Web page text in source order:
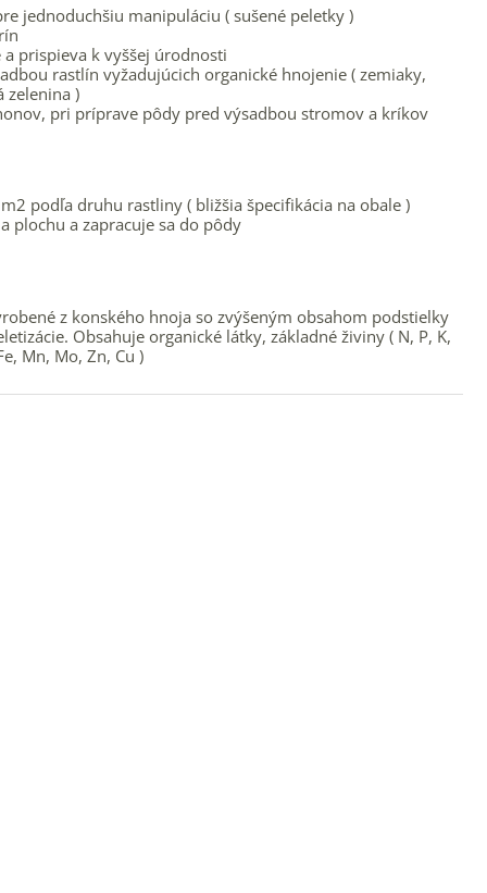
jednoduchšiu manipuláciu ( sušené peletky )
prispieva k vyššej úrodnosti
rastlín vyžadujúcich organické hnojenie ( zemiaky,
zelenina )
pri príprave pôdy pred výsadbou stromov a kríkov
podľa druhu rastliny ( bližšia špecifikácia na obale )
plochu a zapracuje sa do pôdy
z konského hnoja so zvýšeným obsahom podstielky
Obsahuje organické látky, základné živiny ( N, P, K,
Mn, Mo, Zn, Cu )